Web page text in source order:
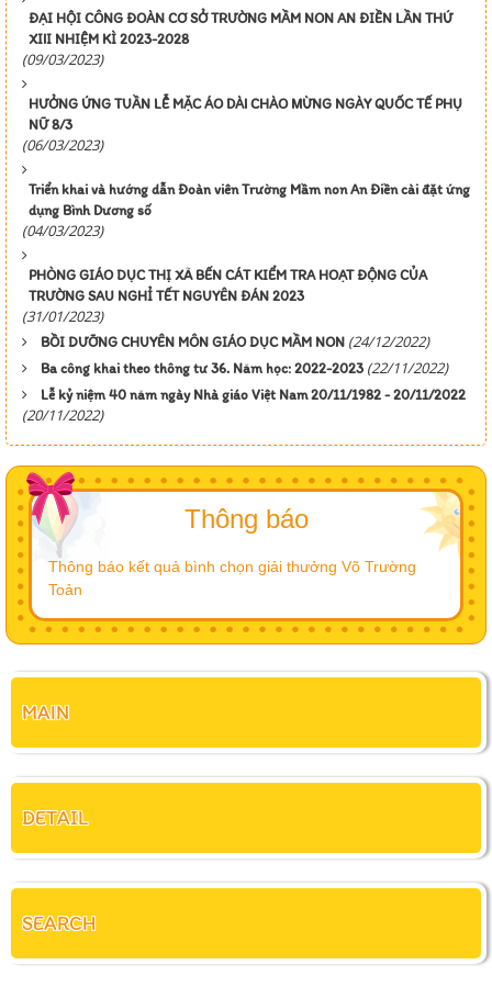
ĐẠI HỘI CÔNG ĐOÀN CƠ SỞ TRƯỜNG MẦM NON AN ĐIỀN LẦN THỨ
XIII NHIỆM KÌ 2023-2028
(09/03/2023)
HƯỞNG ỨNG TUẦN LỄ MẶC ÁO DÀI CHÀO MỪNG NGÀY QUỐC TẾ PHỤ
NỮ 8/3
(06/03/2023)
Triển khai và hướng dẫn Đoàn viên Trường Mầm non An Điền cài đặt ứng
dụng Bình Dương số
(04/03/2023)
PHÒNG GIÁO DỤC THỊ XÃ BẾN CÁT KIỂM TRA HOẠT ĐỘNG CỦA
TRƯỜNG SAU NGHỈ TẾT NGUYÊN ĐÁN 2023
(31/01/2023)
BỒI DƯỠNG CHUYÊN MÔN GIÁO DỤC MẦM NON (24/12/2022)
Ba công khai theo thông tư 36. Năm học: 2022-2023 (22/11/2022)
Lễ kỷ niệm 40 năm ngày Nhà giáo Việt Nam 20/11/1982 - 20/11/2022
(20/11/2022)
Thông báo
Thông báo kết quả bình chọn giải thưởng Võ Trường
Toản
MAIN
DETAIL
SEARCH